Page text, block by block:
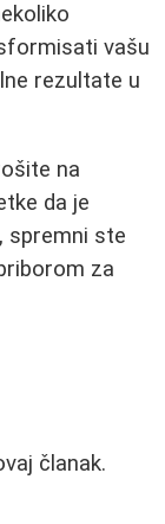
vašu
rezultate u
na
da je
spremni ste
za
članak.